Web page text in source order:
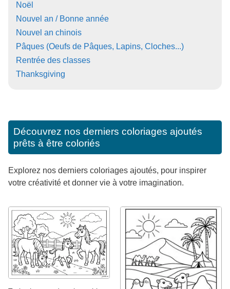
Noël
Nouvel an / Bonne année
Nouvel an chinois
Pâques (Oeufs de Pâques, Lapins, Cloches...)
Rentrée des classes
Thanksgiving
Découvrez nos derniers coloriages ajoutés
prêts à être coloriés
Explorez nos derniers coloriages ajoutés, pour inspirer
votre créativité et donner vie à votre imagination.